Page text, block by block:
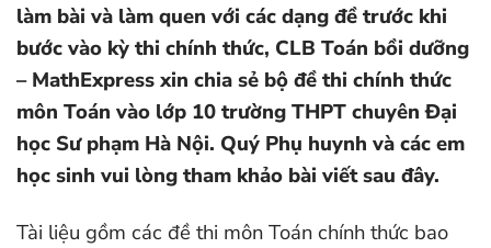
làm bài và làm quen với các dạng đề trước khi
bước vào kỳ thi chính thức, CLB Toán bồi dưỡng
– MathExpress xin chia sẻ bộ đề thi chính thức
môn Toán vào lớp 10 trường THPT chuyên Đại
học Sư phạm Hà Nội. Quý Phụ huynh và các em
học sinh vui lòng tham khảo bài viết sau đây.
Tài liệu gồm các đề thi môn Toán chính thức bao